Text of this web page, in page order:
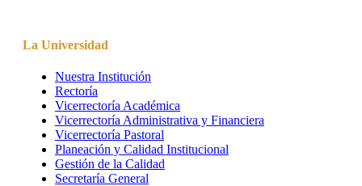
La Universidad
Nuestra Institución
Rectoría
Vicerrectoría Académica
Vicerrectoría Administrativa y Financiera
Vicerrectoría Pastoral
Planeación y Calidad Institucional
Gestión de la Calidad
Secretaría General